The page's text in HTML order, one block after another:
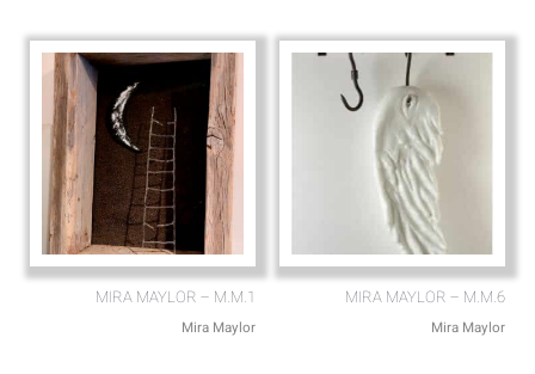
p
e
MIRA MAYLOR – M.M.6
Mira Maylor
MIRA MAYLOR – M.M.1
Mira Maylor